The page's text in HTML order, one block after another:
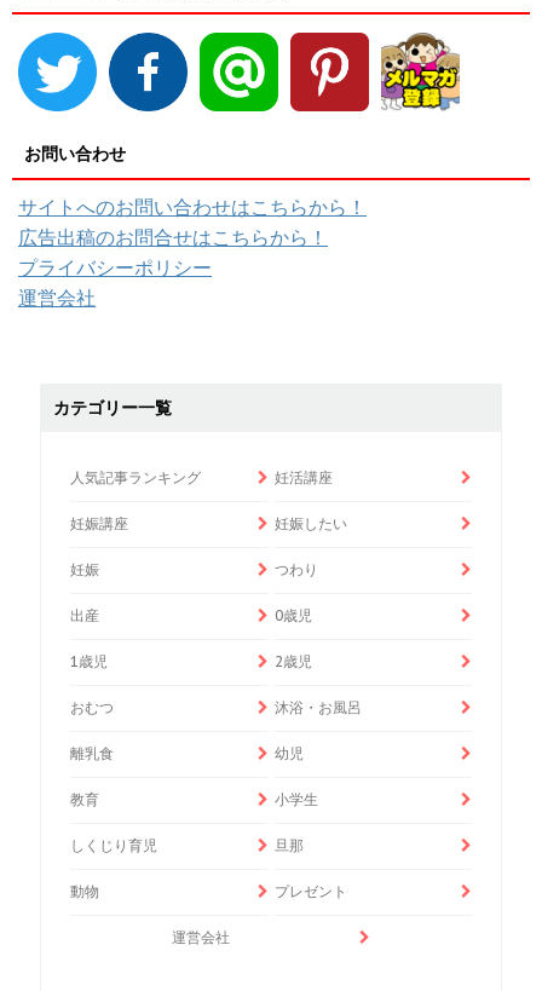
お問い合わせ
サイトへのお問い合わせはこちらから！
広告出稿のお問合せはこちらから！
プライバシーポリシー
運営会社
カテゴリー一覧
人気記事ランキング 妊活講座
妊娠講座 妊娠したい
妊娠 つわり
出産 0歳児
1歳児 2歳児
おむつ 沐浴・お風呂
離乳食 幼児
教育 小学生
しくじり育児 旦那
動物 プレゼント
運営会社